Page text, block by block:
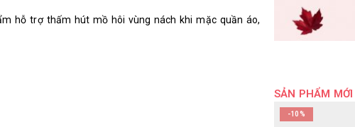
hỗ trợ thấm hút mồ hôi vùng nách khi mặc quần áo,
SẢN PHẨM MỚI
-10%